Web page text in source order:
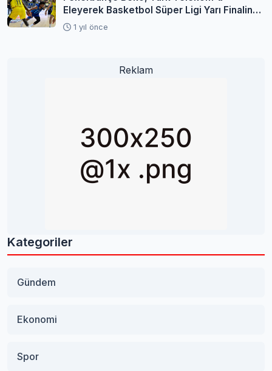
Eleyerek Basketbol Süper Ligi Yarı Finaline
Yükseldi
1 yıl önce
Reklam
Kategoriler
Gündem
Ekonomi
Spor